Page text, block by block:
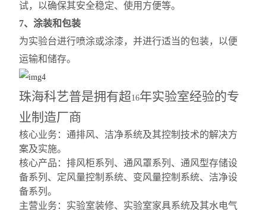
试，以确保其安全稳定、使用方便等。
7、涂装和包装
为实验台进行喷涂或涂漆，并进行适当的包装，以便
运输和储存。
珠海科艺普是拥有超16年实验室经验的专
业制造厂商
核心业务：通排风、洁净系统及其控制技术的解决方
案及实施。
核心产品：排风柜系列、通风罩系列、通风型存储设
备系列、定风量控制系统、变风量控制系统、洁净设
备系列。
主营业务：实验室装修、实验室家具系统及其水电气